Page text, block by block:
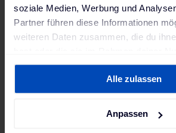
soziale Medien, Werbung und
Partner führen diese Informationen
weiteren Daten zusammen, die du
gesammelt haben. Weitere
Datenschutzerklärungund
Impressum.
Alle zulassen
Anpassen